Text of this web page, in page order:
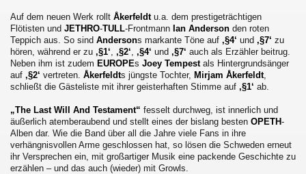
Auf dem neuen Werk rollt Åkerfeldtu.a. dem prestigeträchtigen
Flötisten und JETHRO-TULL-Frontmann Ian Anderson den roten
Teppich aus. So sind Andersons markante Töne auf ‚§4‘ und ‚§7‘ zu
hören, während er zu ‚§1‘ ‚§2‘ ‚§4‘ und ‚§7‘ auch als Erzähler beitrug.
Neben ihm ist zudem EUROPEs Joey Tempest als Hintergrundsänger
auf ‚§2‘ vertreten. Åkerfeldts jüngste Tochter, Mirjam Åkerfeldt
schließt die Gästeliste mit ihrer geisterhaften Stimme auf ‚§1‘ ab.
„The Last Will And Testament“ fesselt durchweg, ist innerlich und
äußerlich atemberaubend und stellt eines der bislang besten OPETH-
Alben dar. Wie die Band über all die Jahre viele Fans in ihre
verhängnisvollen Arme geschlossen hat, so lösen die Schweden erneut
ihr Versprechen ein, mit großartiger Musik eine packende Geschichte zu
erzählen – und das auch (wieder) mit Growls.